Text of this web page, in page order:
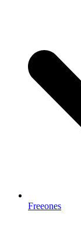
Freeones